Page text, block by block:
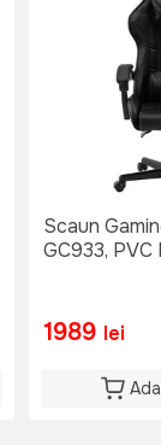
Scaun
GC933, PVC
1989 lei